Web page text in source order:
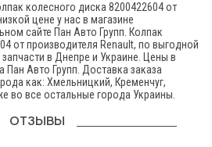
колесного диска 8200422604 от
цене у нас в магазине
сайте Пан Авто Групп. Колпак
от производителя Renault, по выгодной
в Днепре и Украине. Цены в
Пан Авто Групп. Доставка заказа
как: Хмельницкий, Кременчуг,
во все остальные города Украины.
ОТЗЫВЫ